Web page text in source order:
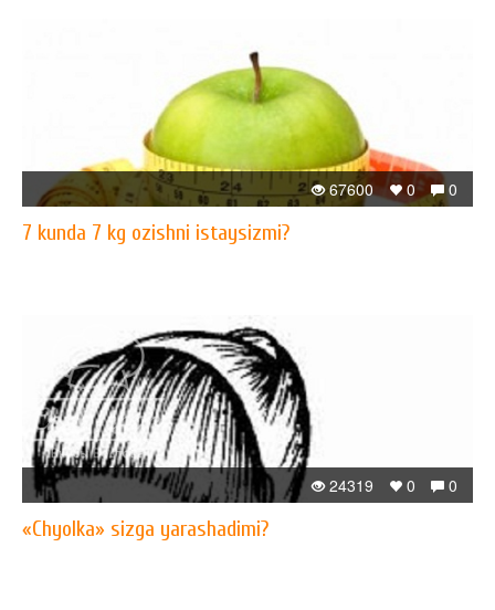
0
0
67600
7 kunda 7 kg ozishni istaysizmi?
0
0
24319
«Chyolka» sizga yarashadimi?